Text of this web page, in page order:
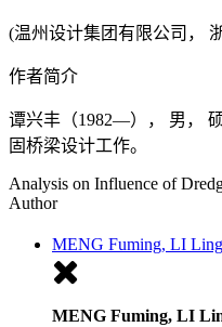
(温州设计集团有限公司，
作者简介
谭兴丰（1982—）， 男，
固桥梁设计工作。
Analysis on Influence of
Author
MENG Fuming, LI
MENG Fuming, LI